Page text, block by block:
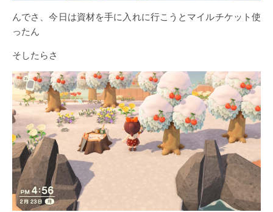
んでさ、今日は資材を手に入れに行こうとマイルチケット使
ったん
そしたらさ